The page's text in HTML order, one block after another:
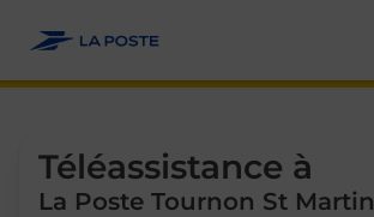
Téléassistance à
La Poste Tournon St Martin